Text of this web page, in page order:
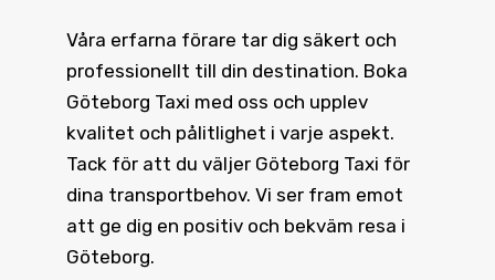
Våra erfarna förare tar dig säkert och
professionellt till din destination. Boka
Göteborg Taxi med oss och upplev
kvalitet och pålitlighet i varje aspekt.
Tack för att du väljer Göteborg Taxi för
dina transportbehov. Vi ser fram emot
att ge dig en positiv och bekväm resa i
Göteborg.